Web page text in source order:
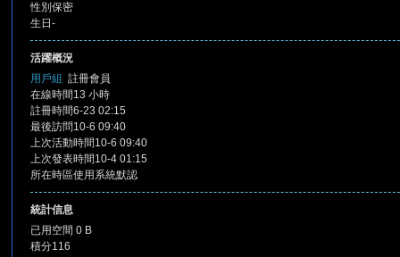
性別 保密
生日 -
活躍概況
用戶組 註冊會員
在線時間13 小時
註冊時間6-23 02:15
最後訪問10-6 09:40
上次活動時間10-6 09:40
上次發表時間10-4 01:15
所在時區使用系統默認
統計信息
已用空間 0 B
積分116